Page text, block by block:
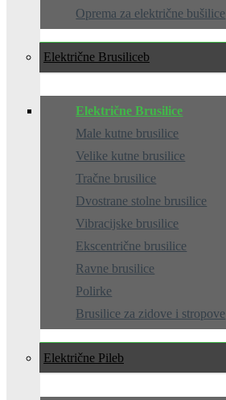
Oprema za električne bušilice
Električne Brusilice
Električne Brusilice
Male kutne brusilice
Velike kutne brusilice
Tračne brusilice
Dvostrane stolne brusilice
Vibracijske brusilice
Ekscentrične brusilice
Ravne brusilice
Polirke
Brusilice za zidove i stropove
Električne Pile